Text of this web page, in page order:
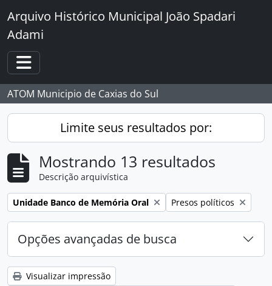
Skip to main content
Arquivo Histórico Municipal João Spadari
Adami
Toggle navigation
ATOM Municipio de Caxias do Sul
Limite seus resultados por:
Mostrando 13 resultados
Descrição arquivística
Remover filtro:
Unidade Banco de Memória Oral Remover filtro:
Presos políticos
Opções avançadas de busca
Visualizar impressão